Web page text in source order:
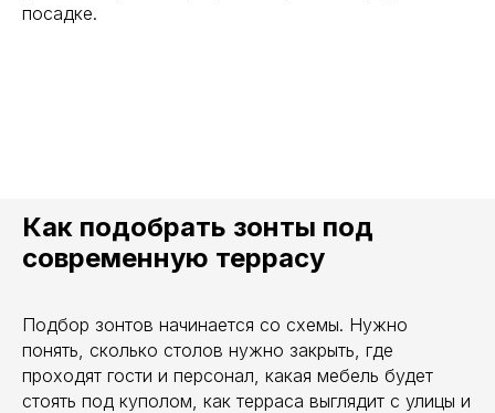
посадке.
Как подобрать зонты под
современную террасу
Подбор зонтов начинается со схемы. Нужно
понять, сколько столов нужно закрыть, где
проходят гости и персонал, какая мебель будет
стоять под куполом, как терраса выглядит с улицы и